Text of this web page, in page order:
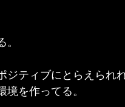
ジティブにとらえられ
を作ってる。